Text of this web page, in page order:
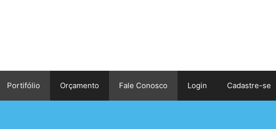
Portifólio Orçamento Fale Conosco Login Cadastre-se